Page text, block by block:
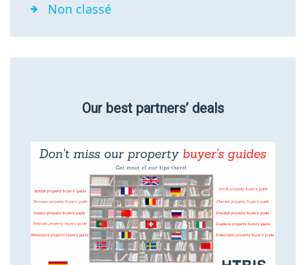
Non classé
Our best partners’ deals